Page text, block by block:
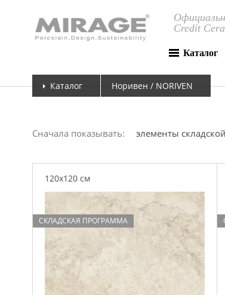
Credit
Каталог
Каталог Норивен / NORIVEN
Сначала показывать: элементы
120x120 см
СКЛАДСКАЯ ПРОГРАММА